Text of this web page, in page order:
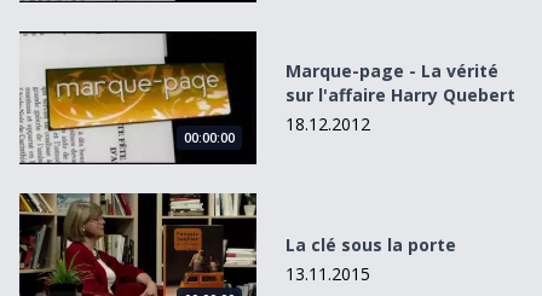
Marque-page - La vérité sur l&#039;affaire Harry
00:00:00
Marque-page - La vérité
sur l'affaire Harry Quebert
18.12.2012
La clé sous la porte
La clé sous la porte
13.11.2015